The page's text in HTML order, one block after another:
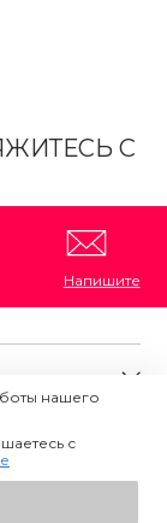
С
Напишите
нашего
с